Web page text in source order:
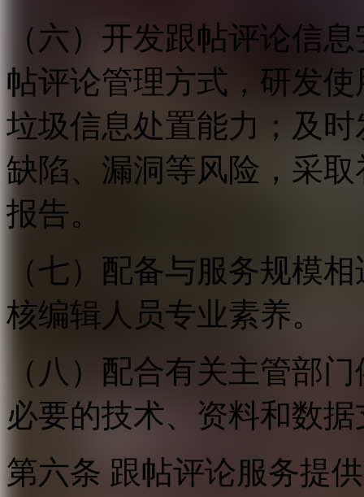
（六）开发跟帖评论信
帖评论管理方式，研发
垃圾信息处置能力；及
缺陷、漏洞等风险，采
报告。
（七）配备与服务规模
核编辑人员专业素养。
（八）配合有关主管部
必要的技术、资料和数
第六条 跟帖评论服务提